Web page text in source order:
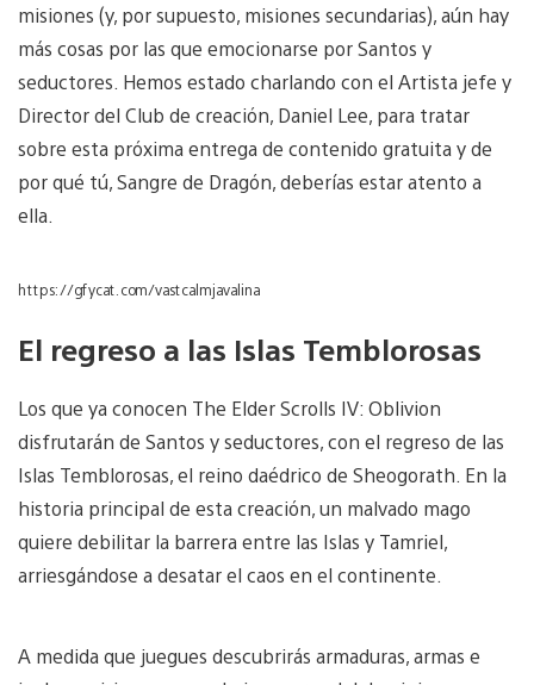
misiones (y, por supuesto, misiones secundarias), aún hay
más cosas por las que emocionarse por Santos y
seductores. Hemos estado charlando con el Artista jefe y
Director del Club de creación, Daniel Lee, para tratar
sobre esta próxima entrega de contenido gratuita y de
por qué tú, Sangre de Dragón, deberías estar atento a
ella.
https://gfycat.com/vastcalmjavalina
El regreso a las Islas Temblorosas
Los que ya conocen The Elder Scrolls IV: Oblivion
disfrutarán de Santos y seductores, con el regreso de las
Islas Temblorosas, el reino daédrico de Sheogorath. En la
historia principal de esta creación, un malvado mago
quiere debilitar la barrera entre las Islas y Tamriel,
arriesgándose a desatar el caos en el continente.
A medida que juegues descubrirás armaduras, armas e